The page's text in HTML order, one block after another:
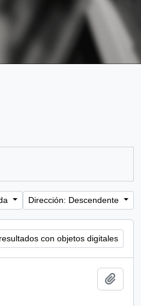
Dirección: Descendente
con objetos digitales